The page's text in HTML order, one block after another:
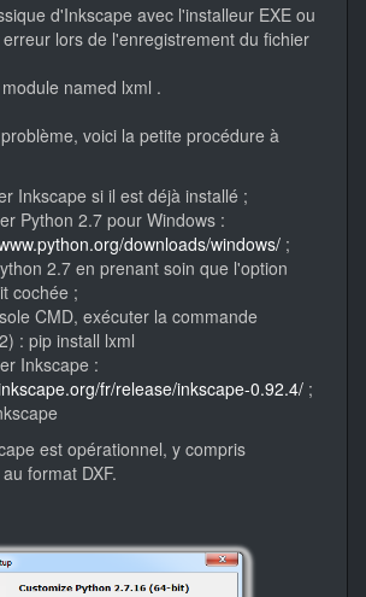
d'Inkscape avec l'installeur EXE ou
lors de l'enregistrement du fichier
named lxml .
voici la petite procédure à
Inkscape si il est déjà installé ;
Python 2.7 pour Windows :
downloads/windows/ ;
2.7 en prenant soin que l'option
cochée ;
CMD, exécuter la commande
: pip install lxml
Inkscape :
fr/release/inkscape-0.92.4/ ;
est opérationnel, y compris
format DXF.